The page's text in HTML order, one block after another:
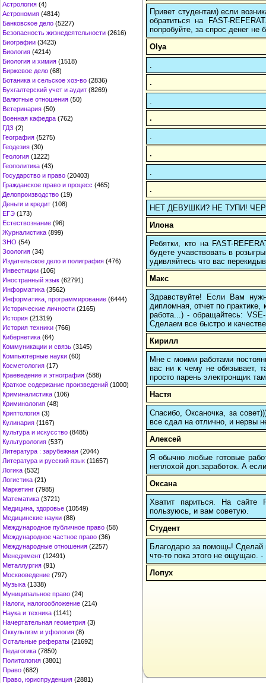
Астрология (4)
Астрономия (4814)
Банковское дело (5227)
Безопасность жизнедеятельности (2616)
Биографии (3423)
Биология (4214)
Биология и химия (1518)
Биржевое дело (68)
Ботаника и сельское хоз-во (2836)
Бухгалтерский учет и аудит (8269)
Валютные отношения (50)
Ветеринария (50)
Военная кафедра (762)
ГДЗ (2)
География (5275)
Геодезия (30)
Геология (1222)
Геополитика (43)
Государство и право (20403)
Гражданское право и процесс (465)
Делопроизводство (19)
Деньги и кредит (108)
ЕГЭ (173)
Естествознание (96)
Журналистика (899)
ЗНО (54)
Зоология (34)
Издательское дело и полиграфия (476)
Инвестиции (106)
Иностранный язык (62791)
Информатика (3562)
Информатика, программирование (6444)
Исторические личности (2165)
История (21319)
История техники (766)
Кибернетика (64)
Коммуникации и связь (3145)
Компьютерные науки (60)
Косметология (17)
Краеведение и этнография (588)
Краткое содержание произведений (1000)
Криминалистика (106)
Криминология (48)
Криптология (3)
Кулинария (1167)
Культура и искусство (8485)
Культурология (537)
Литература : зарубежная (2044)
Литература и русский язык (11657)
Логика (532)
Логистика (21)
Маркетинг (7985)
Математика (3721)
Медицина, здоровье (10549)
Медицинские науки (88)
Международное публичное право (58)
Международное частное право (36)
Международные отношения (2257)
Менеджмент (12491)
Металлургия (91)
Москвоведение (797)
Музыка (1338)
Муниципальное право (24)
Налоги, налогообложение (214)
Наука и техника (1141)
Начертательная геометрия (3)
Оккультизм и уфология (8)
Остальные рефераты (21692)
Педагогика (7850)
Политология (3801)
Право (682)
Право, юриспруденция (2881)
Привет студентам) если
обратиться на FAST-
попробуйте, за спрос денег не
Olya
.
.
.
.
НЕТ ДЕВУШКИ? НЕ ТУПИ!
Илона
Ребятки, кто на FAST-
будете учавствовать в
удивляйтесь что вас
Макс
Здравствуйте! Если Вам
дипломная, отчет по
работа...) - обращайтесь:
Сделаем все быстро и
Кирилл
Мне с моими работами
вас ни к чему не обязывает,
просто парень электронщик
Настя
Спасибо, Оксаночка, за
все сдал на отлично, и нервы
Алексей
Я обычно любые готовые
неплохой доп.заработок. А
Оксана
Хватит париться. На
пользуюсь, и вам советую.
Студент
Благодарю за помощь! Сделай
что-то пока этого не ощущаю.
Лопух